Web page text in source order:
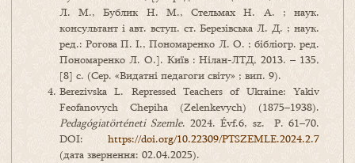
Л. М., Бублик Н. М., Стельмах Н. А. ; наук.
консультант і авт. вступ. ст. Березівська Л. Д. ; наук.
ред.: Рогова П. І., Пономаренко Л. О. ; бібліогр. ред.
Пономаренко Л. О.]. Київ : Нілан-ЛТД, 2013. – 135,
[8] с. (Сер. «Видатні педагоги світу» ; вип. 9).
Berezivska L. Repressed Teachers of Ukraine: Yakiv
Feofanovych Chepiha (Zelenkevych) (1875–1938).
Pedagógiatörténeti Szemle. 2024. Évf.6, sz. P. 61–70.
DOI: https://doi.org/10.22309/PTSZEMLE.2024.2.7
(дата звернення: 02.04.2025).